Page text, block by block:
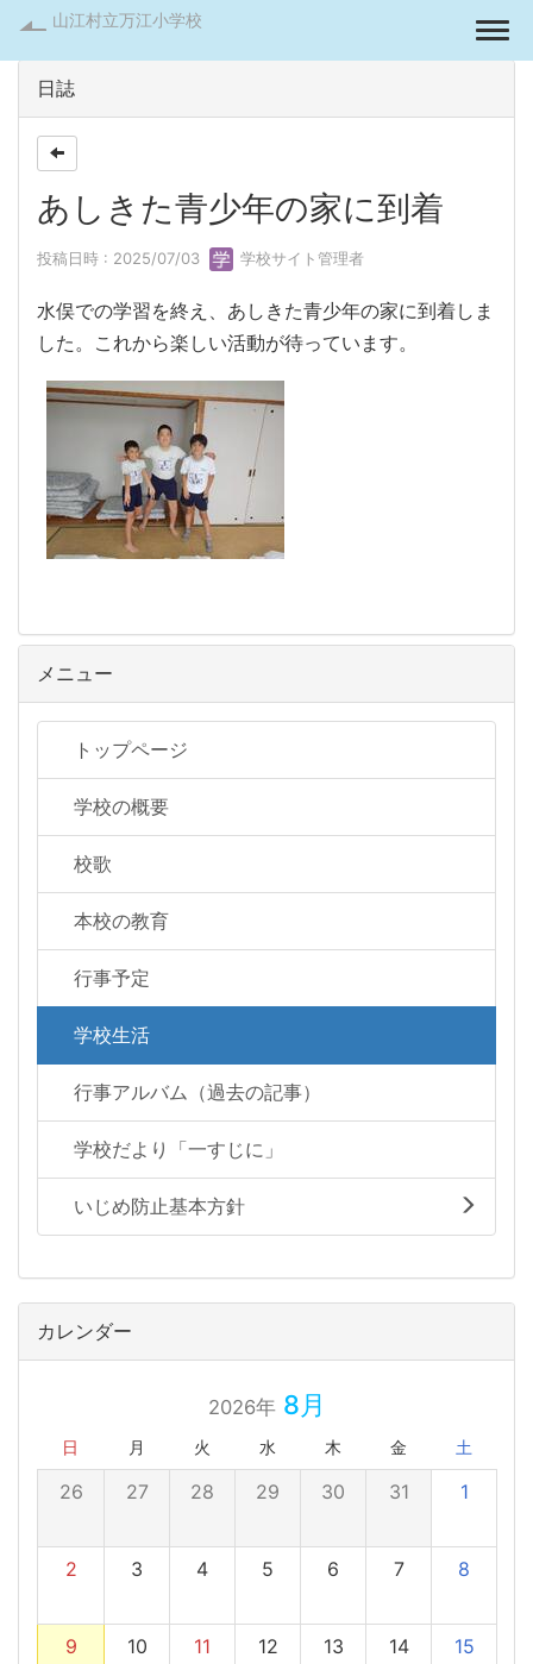
山江村立万江小学校
日誌
あしきた青少年の家に到着
投稿日時 : 2025/07/03 学校サイト管理者
水俣での学習を終え、あしきた青少年の家に到着しま
した。これから楽しい活動が待っています。
メニュー
トップページ
学校の概要
校歌
本校の教育
行事予定
学校生活
行事アルバム（過去の記事）
学校だより「一すじに」
いじめ防止基本方針
カレンダー
2026年8月
日 月 火 水 木 金 土
26 27 28 29 30 31 1
2 3 4 5 6 7 8
9 10 11 12 13 14 15